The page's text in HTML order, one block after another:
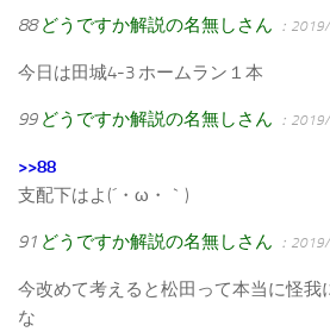
88 どうですか解説の名無しさん ：
今日は田城4-3 ホームラン１本
99 どうですか解説の名無しさん ：
>>88
支配下はよ(´・ω・｀)
91 どうですか解説の名無しさん ：
今改めて考えると松田って本当に怪我
な